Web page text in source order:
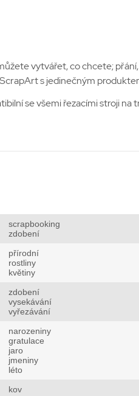
vytvářet, co chcete;
s jedinečným
se všemi řezacími stroji
scrapbooking
zdobení
přírodní
rostliny
květiny
zdobení
vysekávání
vyřezávání
narozeniny
gratulace
jaro
jmeniny
léto
kov